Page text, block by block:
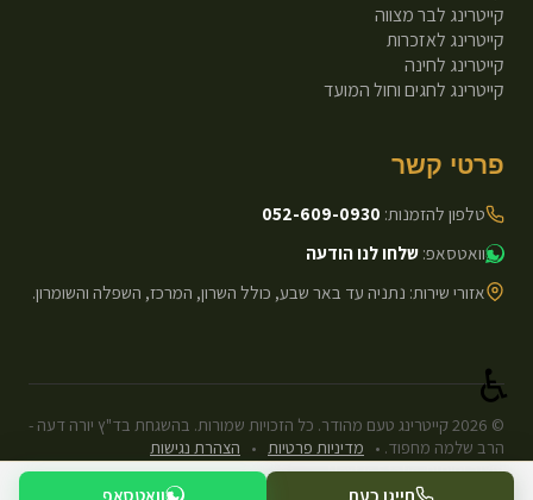
קייטרינג לבר מצווה
קייטרינג לאזכרות
קייטרינג לחינה
קייטרינג לחגים וחול המועד
פרטי קשר
טלפון להזמנות: 052-609-0930
וואטסאפ: שלחו לנו הודעה
אזורי שירות: נתניה עד באר שבע, כולל השרון, המרכז, השפלה והשומרון.
©
2026קייטרינג טעם מהודר. כל הזכויות שמורות. בהשגחת בד"ץ יורה דעה -
הרב שלמה מחפוד. • מדיניות פרטיות • הצהרת נגישות
עיצוב ופיתוח: Next.js Static.
חייגו כעת וואטסאפ
♿